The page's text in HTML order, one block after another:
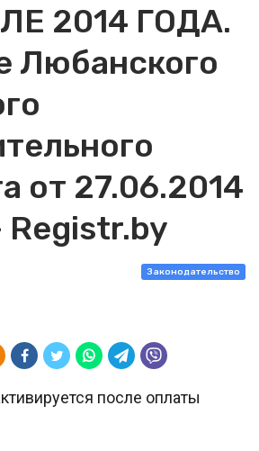
2014 ГОДА.
Любанского
от 27.06.2014
Законодательство
после оплаты